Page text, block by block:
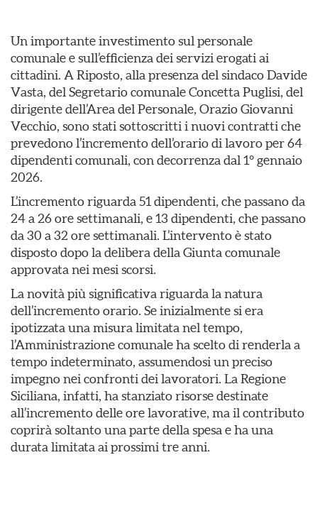
Un importante investimento sul personale
comunale e sull’efficienza dei servizi erogati ai
cittadini. A Riposto, alla presenza del sindaco Davide
Vasta, del Segretario comunale Concetta Puglisi, del
dirigente dell’Area del Personale, Orazio Giovanni
Vecchio, sono stati sottoscritti i nuovi contratti che
prevedono l’incremento dell’orario di lavoro per 64
dipendenti comunali, con decorrenza dal 1° gennaio
2026.
L’incremento riguarda 51 dipendenti, che passano da
24 a 26 ore settimanali, e 13 dipendenti, che passano
da 30 a 32 ore settimanali. L’intervento è stato
disposto dopo la delibera della Giunta comunale
approvata nei mesi scorsi.
La novità più significativa riguarda la natura
dell’incremento orario. Se inizialmente si era
ipotizzata una misura limitata nel tempo,
l’Amministrazione comunale ha scelto di renderla a
tempo indeterminato, assumendosi un preciso
impegno nei confronti dei lavoratori. La Regione
Siciliana, infatti, ha stanziato risorse destinate
all’incremento delle ore lavorative, ma il contributo
coprirà soltanto una parte della spesa e ha una
durata limitata ai prossimi tre anni.